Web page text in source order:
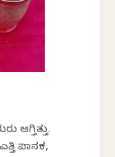
ಆಗ್ತಿತ್ತು.
ಪಾ‌ನಕ,